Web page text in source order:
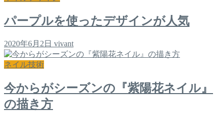
パープルを使ったデザインが人気
2020年6月2日 vivant
ネイル技術
今からがシーズンの『紫陽花ネイル』
の描き方